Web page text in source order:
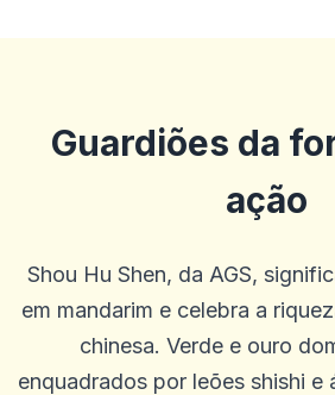
Guardiões da
ação
Shou Hu Shen, da AGS,
em mandarim e celebra a
chinesa. Verde e ouro
enquadrados por leões shishi e